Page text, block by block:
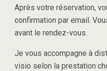
Après votre réservation,
confirmation par email.
avant le rendez-vous.
Je vous accompagne à
visio selon la prestation